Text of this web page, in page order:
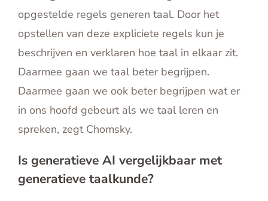
opgestelde regels generen taal. Door het
opstellen van deze expliciete regels kun je
beschrijven en verklaren hoe taal in elkaar zit.
Daarmee gaan we taal beter begrijpen.
Daarmee gaan we ook beter begrijpen wat er
in ons hoofd gebeurt als we taal leren en
spreken, zegt Chomsky.
Is generatieve AI vergelijkbaar met
generatieve taalkunde?